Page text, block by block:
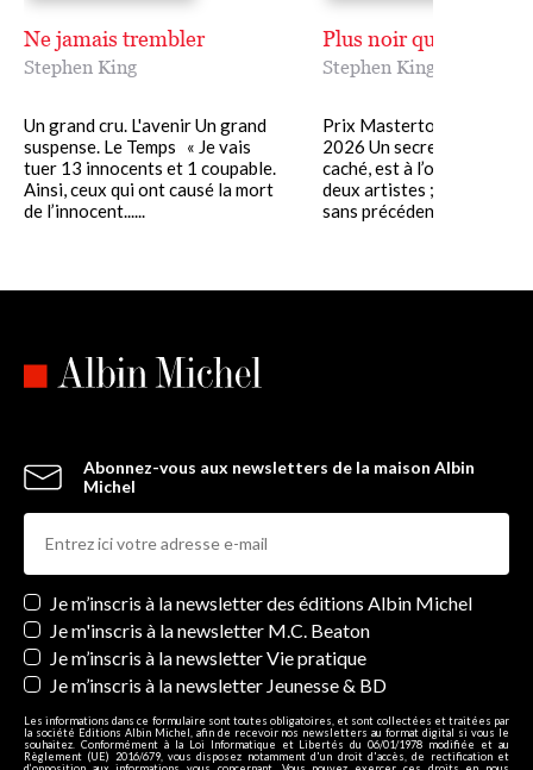
Ne jamais trembler
Stephen King
Un grand cru. L'avenir Un grand
suspense. Le Temps « Je vais
tuer 13 innocents et 1 coupable.
Ainsi, ceux qui ont causé la mort
de l’innocent......
Plus noir que noir
Stephen King
Prix Masterton des
2026 Un secret, longtemps
caché, est à l’origine du
deux artistes ; un flash
sans précédent......
Abonnez-vous aux newsletters de la maison Albin
Michel
Newsletters
Je m’inscris à la newsletter des éditions Albin Michel
Je m'inscris à la newsletter M.C. Beaton
Je m’inscris à la newsletter Vie pratique
Je m’inscris à la newsletter Jeunesse & BD
Les informations dans ce formulaire sont toutes obligatoires, et sont collectées et traitées par
la société Editions Albin Michel, afin de recevoir nos newsletters au format digital si vous le
souhaitez. Conformément à la Loi Informatique et Libertés du 06/01/1978 modifiée et au
Règlement (UE) 2016/679, vous disposez notamment d'un droit d'accès, de rectification et